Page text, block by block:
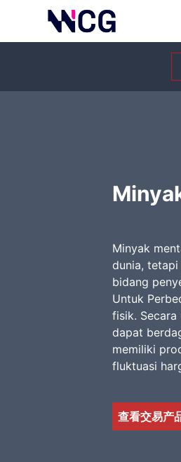
Minyak
dunia,
bidang
Untuk
fisik. Secara
dapat
memiliki
fluktuasi
查看交易产